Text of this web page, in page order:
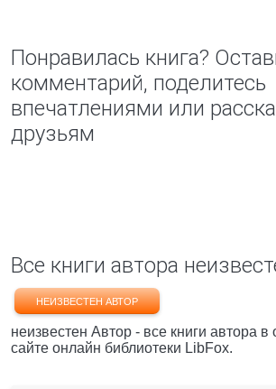
Понравилась книга?
комментарий, поделитесь
впечатлениями или
друзьям
Все книги автора
НЕИЗВЕСТЕН АВТОР
неизвестен Автор - все книги автора
сайте онлайн библиотеки LibFox.